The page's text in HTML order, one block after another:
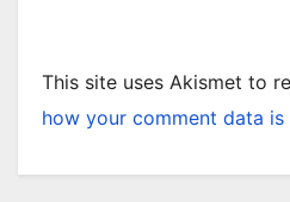
This site uses Akismet to
how your comment data is